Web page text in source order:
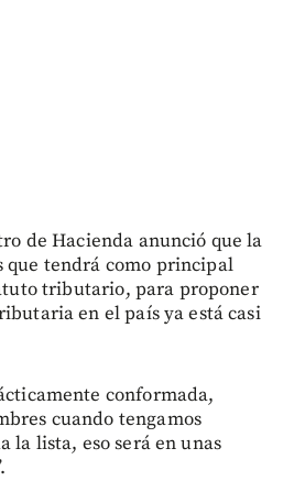
de Hacienda anunció que la
que tendrá como principal
tributario, para proponer
en el país ya está casi
conformada,
cuando tengamos
la lista, eso será en unas